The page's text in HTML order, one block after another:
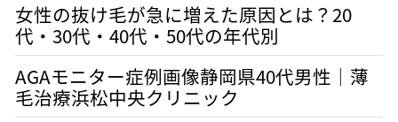
女性の抜け毛が急に増えた原因とは？20
代・30代・40代・50代の年代別
AGAモニター症例画像静岡県40代男性｜薄
毛治療浜松中央クリニック